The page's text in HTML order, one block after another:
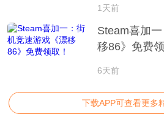
1天前
Steam喜加
移86》免费领
6天前
下载APP可查看更多